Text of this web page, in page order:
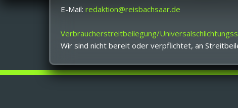
E-Mail: redaktion@reisbachsaar.de
Verbraucher­streit­beilegung/
Wir sind nicht bereit oder verpflichtet, an